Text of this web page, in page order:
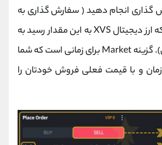
انجام دهید ( سفارش گذاری به
این معنا که مثلا زمانی که ارز دیجیتال XVS به این مقدار رسید به
این تعداد برایم بفروش). گزینه Market برای زمانی است که شما
و با قیمت فعلی فروش خودتان را